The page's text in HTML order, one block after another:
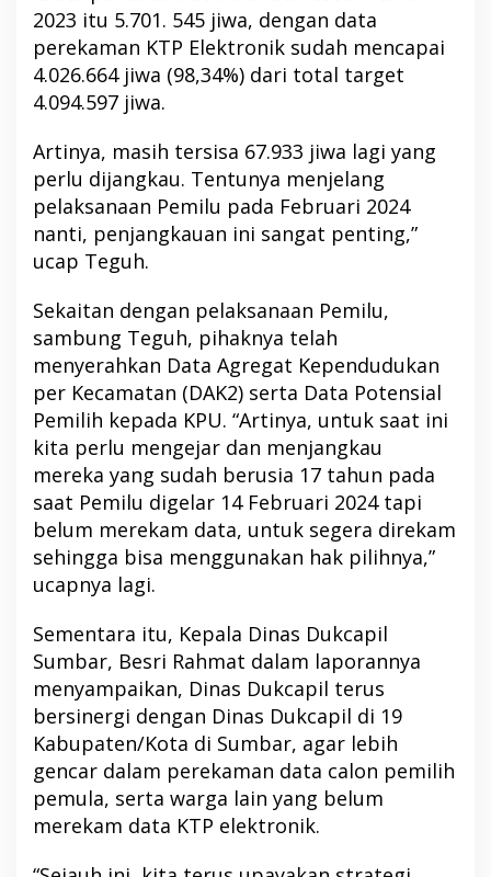
2023 itu 5.701. 545 jiwa, dengan data
perekaman KTP Elektronik sudah mencapai
4.026.664 jiwa (98,34%) dari total target
4.094.597 jiwa.
Artinya, masih tersisa 67.933 jiwa lagi yang
perlu dijangkau. Tentunya menjelang
pelaksanaan Pemilu pada Februari 2024
nanti, penjangkauan ini sangat penting,”
ucap Teguh.
Sekaitan dengan pelaksanaan Pemilu,
sambung Teguh, pihaknya telah
menyerahkan Data Agregat Kependudukan
per Kecamatan (DAK2) serta Data Potensial
Pemilih kepada KPU. “Artinya, untuk saat ini
kita perlu mengejar dan menjangkau
mereka yang sudah berusia 17 tahun pada
saat Pemilu digelar 14 Februari 2024 tapi
belum merekam data, untuk segera direkam
sehingga bisa menggunakan hak pilihnya,”
ucapnya lagi.
Sementara itu, Kepala Dinas Dukcapil
Sumbar, Besri Rahmat dalam laporannya
menyampaikan, Dinas Dukcapil terus
bersinergi dengan Dinas Dukcapil di 19
Kabupaten/Kota di Sumbar, agar lebih
gencar dalam perekaman data calon pemilih
pemula, serta warga lain yang belum
merekam data KTP elektronik.